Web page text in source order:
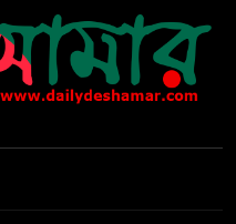
আগেই ফিরতে মরিয়া
শক্তি’